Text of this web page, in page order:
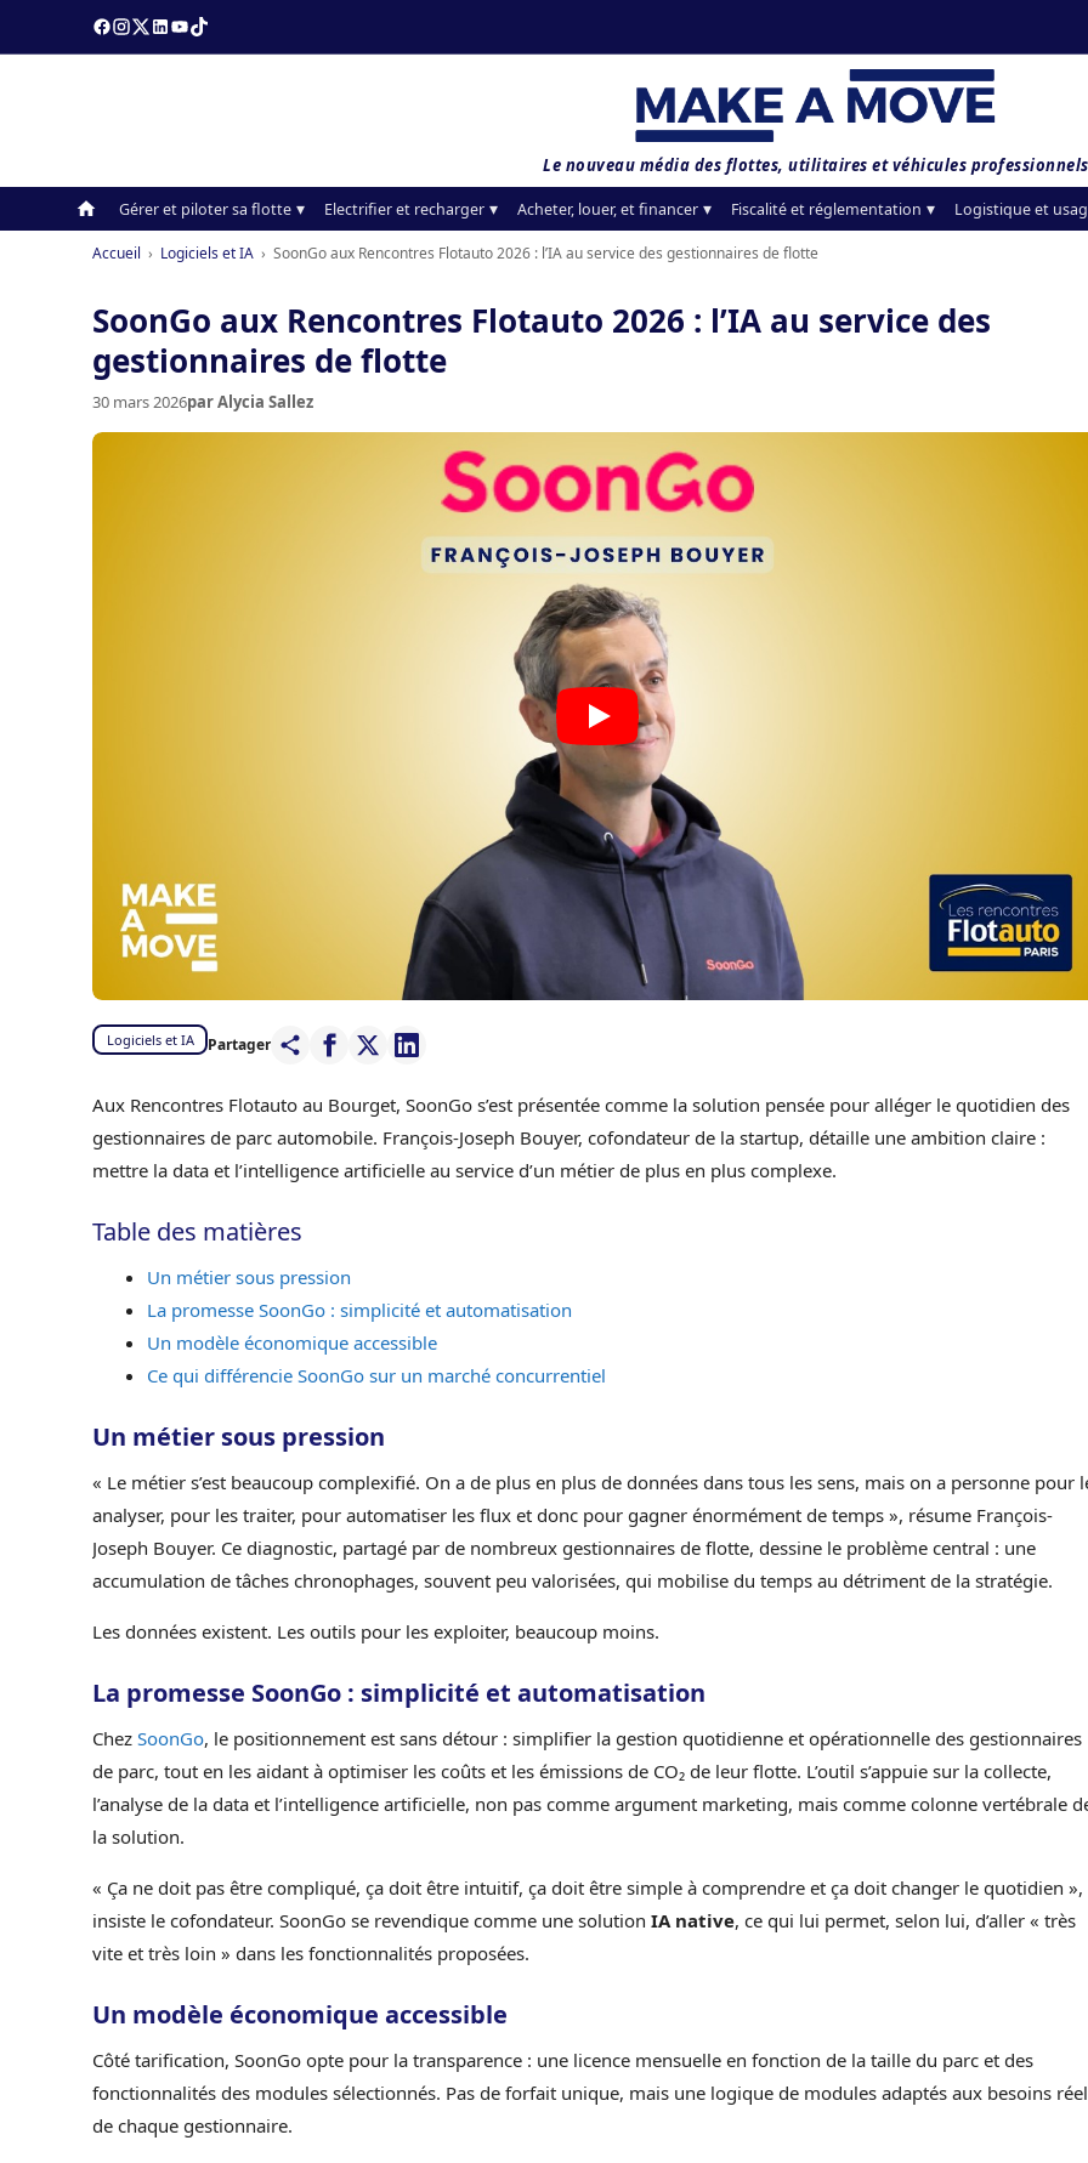
Le nouveau média des flottes, utilitaires et véhicules professionnels
Gérer et piloter sa flotte Electrifier et recharger Acheter, louer, et financer Fiscalité et réglementation Logistique et
Accueil › Logiciels et IA › SoonGo aux Rencontres Flotauto 2026 : l’IA au service des gestionnaires de flotte
SoonGo aux Rencontres Flotauto 2026 : l’IA au service des
gestionnaires de flotte
30 mars 2026par Alycia Sallez
Logiciels et IA Partager
Aux Rencontres Flotauto au Bourget, SoonGo s’est présentée comme la solution pensée pour alléger le quotidien des
gestionnaires de parc automobile. François-Joseph Bouyer, cofondateur de la startup, détaille une ambition claire :
mettre la data et l’intelligence artificielle au service d’un métier de plus en plus complexe.
Table des matières
Un métier sous pression
La promesse SoonGo : simplicité et automatisation
Un modèle économique accessible
Ce qui différencie SoonGo sur un marché concurrentiel
Un métier sous pression
« Le métier s’est beaucoup complexifié. On a de plus en plus de données dans tous les sens, mais on a personne pour
analyser, pour les traiter, pour automatiser les flux et donc pour gagner énormément de temps », résume François-
Joseph Bouyer. Ce diagnostic, partagé par de nombreux gestionnaires de flotte, dessine le problème central : une
accumulation de tâches chronophages, souvent peu valorisées, qui mobilise du temps au détriment de la stratégie.
Les données existent. Les outils pour les exploiter, beaucoup moins.
La promesse SoonGo : simplicité et automatisation
Chez SoonGo, le positionnement est sans détour : simplifier la gestion quotidienne et opérationnelle des gestionnaires
de parc, tout en les aidant à optimiser les coûts et les émissions de CO₂ de leur flotte. L’outil s’appuie sur la collecte,
l’analyse de la data et l’intelligence artificielle, non pas comme argument marketing, mais comme colonne vertébrale
la solution.
« Ça ne doit pas être compliqué, ça doit être intuitif, ça doit être simple à comprendre et ça doit changer le quotidien »,
insiste le cofondateur. SoonGo se revendique comme une solution IA native, ce qui lui permet, selon lui, d’aller « très
vite et très loin » dans les fonctionnalités proposées.
Un modèle économique accessible
Côté tarification, SoonGo opte pour la transparence : une licence mensuelle en fonction de la taille du parc et des
fonctionnalités des modules sélectionnés. Pas de forfait unique, mais une logique de modules adaptés aux besoins
de chaque gestionnaire.